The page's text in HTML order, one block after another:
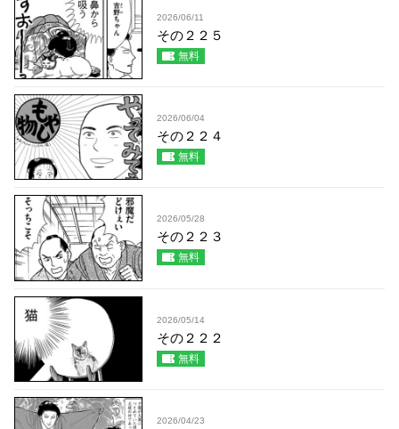
2026/06/11
その２２５
無料
2026/06/04
その２２４
無料
2026/05/28
その２２３
無料
2026/05/14
その２２２
無料
2026/04/23